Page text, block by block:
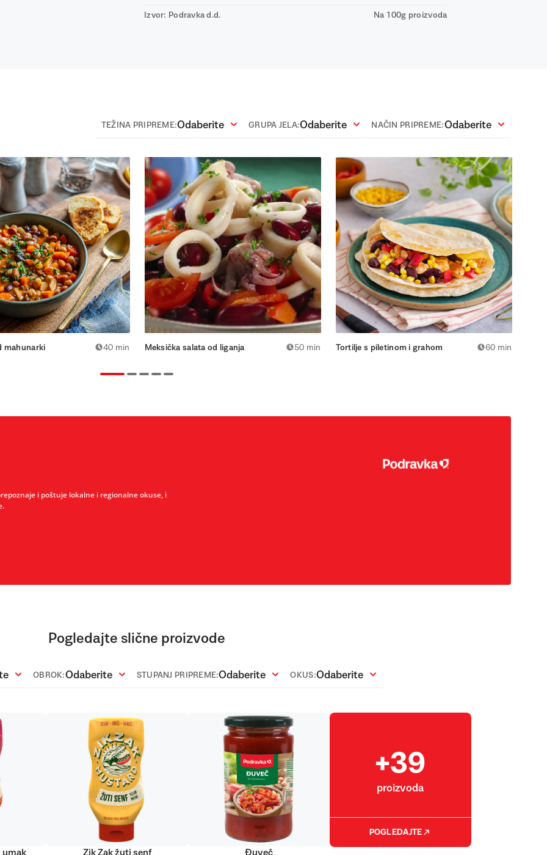
Izvor: Podravka d.d. Na 100g proizvoda
TEŽINA PRIPREME:Odaberite GRUPA JELA:Odaberite NAČIN PRIPREME:Odaberite
mahunarki 40 min Meksička salata od liganja 50 min Tortilje s piletinom i grahom 60 min
i poštuje lokalne i regionalne okuse, i
Pogledajte slične proizvode
OBROK:Odaberite STUPANJ PRIPREME:Odaberite OKUS:Odaberite
umak Zik Zak žuti senf Đuveč
+39
proizvoda
POGLEDAJTE